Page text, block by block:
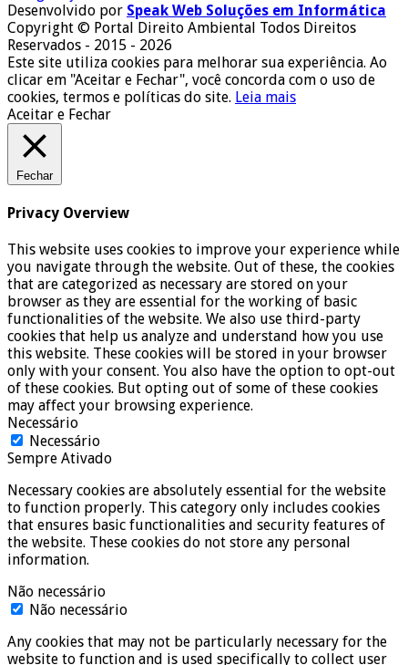
Desenvolvido por Speak Web Soluções em Informática
Copyright © Portal Direito Ambiental Todos Direitos
Reservados - 2015 - 2026
Este site utiliza cookies para melhorar sua experiência. Ao
clicar em "Aceitar e Fechar", você concorda com o uso de
cookies, termos e políticas do site. Leia mais
Aceitar e Fechar
Fechar
Privacy Overview
This website uses cookies to improve your experience while
you navigate through the website. Out of these, the cookies
that are categorized as necessary are stored on your
browser as they are essential for the working of basic
functionalities of the website. We also use third-party
cookies that help us analyze and understand how you use
this website. These cookies will be stored in your browser
only with your consent. You also have the option to opt-out
of these cookies. But opting out of some of these cookies
may affect your browsing experience.
Necessário
Necessário
Sempre Ativado
Necessary cookies are absolutely essential for the website
to function properly. This category only includes cookies
that ensures basic functionalities and security features of
the website. These cookies do not store any personal
information.
Não necessário
Não necessário
Any cookies that may not be particularly necessary for the
website to function and is used specifically to collect user